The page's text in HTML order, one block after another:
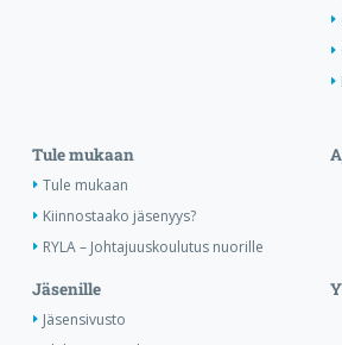
Tule mukaan
Tule mukaan
Kiinnostaako jäsenyys?
RYLA – Johtajuuskoulutus nuorille
Jäsenille
Jäsensivusto